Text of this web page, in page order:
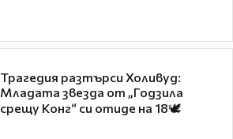
Трагедия разтърси Холивуд:
Младата звезда от „Годзила
срещу Конг“ си отиде на 18🕊️